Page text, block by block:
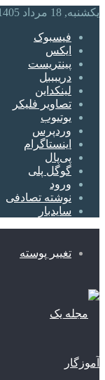
یکشنبه, 18 مرداد 1405
فیسبوک
ایکس
پینتریست
دریبببل
لینکداین
تصاویر فلیکر
یوتیوب
وردپرس
اینستاگرام
پی‌پال
گوگل پلی
ورود
نوشته تصادفی
سایدبار
تغییر پوسته